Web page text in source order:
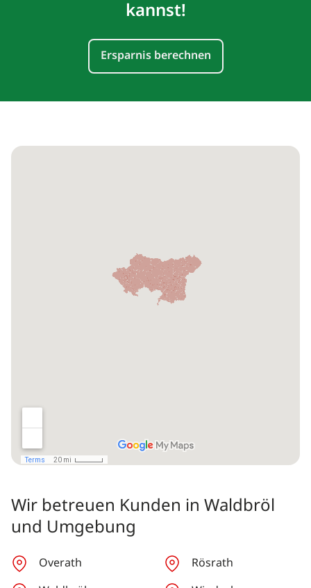
kannst!
Ersparnis berechnen
Wir betreuen Kunden in Waldbröl
und Umgebung
Overath
Rösrath